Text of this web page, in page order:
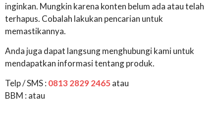
inginkan. Mungkin karena konten belum ada atau telah
terhapus. Cobalah lakukan pencarian untuk
memastikannya.
Anda juga dapat langsung menghubungi kami untuk
mendapatkan informasi tentang produk.
Telp / SMS : 0813 2829 2465atau
BBM : atau